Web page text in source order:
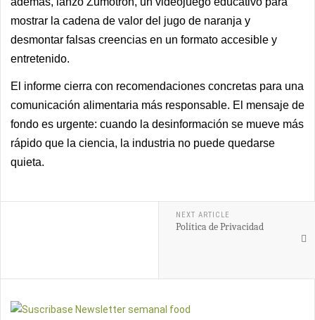
mostrar la cadena de valor del jugo de naranja y
desmontar falsas creencias en un formato accesible y
entretenido.
El informe cierra con recomendaciones concretas para una
comunicación alimentaria más responsable. El mensaje de
fondo es urgente: cuando la desinformación se mueve más
rápido que la ciencia, la industria no puede quedarse
quieta.
NEXT ARTICLE
Política de Privacidad